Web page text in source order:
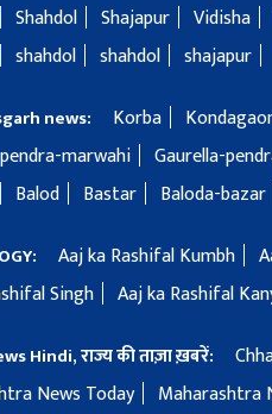
Shahdol Shajapur Vidisha
shahdol shahdol shajapur
news: Korba
marwahi
Gaurella-
Balod Bastar Baloda-bazar
Aaj ka Rashifal Kumbh
Singh
Aaj ka Rashifal
Hindi, राज्य की ताज़ा ख़बरें:
News Today
Maharashtra